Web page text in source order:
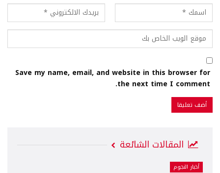
Save my name, email, and website in this browser for
the next time I comment.
المقالات الشائعة
أخبار النجوم